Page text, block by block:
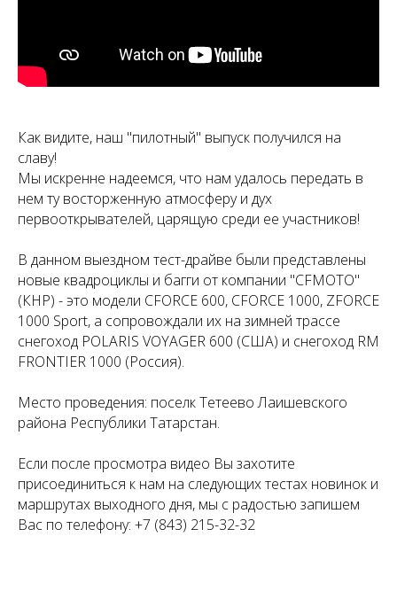
Как видите, наш "пилотный" выпуск получился на
славу!
Мы искренне надеемся, что нам удалось передать в
нем ту восторженную атмосферу и дух
первооткрывателей, царящую среди ее участников!
В данном выездном тест-драйве были представлены
новые квадроциклы и багги от компании "CFMOTO"
(КНР) - это модели CFORCE 600, CFORCE 1000, ZFORCE
1000 Sport, а сопровождали их на зимней трассе
снегоход POLARIS VOYAGER 600 (США) и снегоход RM
FRONTIER 1000 (Россия).
Место проведения: поселк Тетеево Лаишевского
района Республики Татарстан.
Если после просмотра видео Вы захотите
присоединиться к нам на следующих тестах новинок и
маршрутах выходного дня, мы с радостью запишем
Вас по телефону: +7 (843) 215-32-32